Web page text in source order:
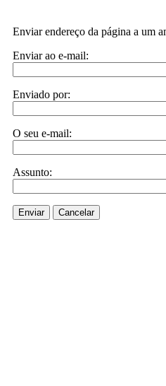
Enviar endereço da página a um
Enviar ao e-mail:
Enviado por:
O seu e-mail:
Assunto:
Enviar Cancelar